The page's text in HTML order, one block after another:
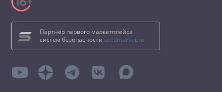
Партнёр первого маркетплейса
систем безопасности secumarket.ru